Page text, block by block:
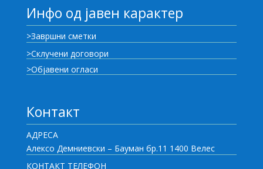
Инфо од јавен карактер
>Завршни сметки
>Склучени договори
>Објавени огласи
Контакт
АДРЕСА
Алексо Демниевски – Бауман бр.11 1400 Велес
КОНТАКТ ТЕЛЕФОН